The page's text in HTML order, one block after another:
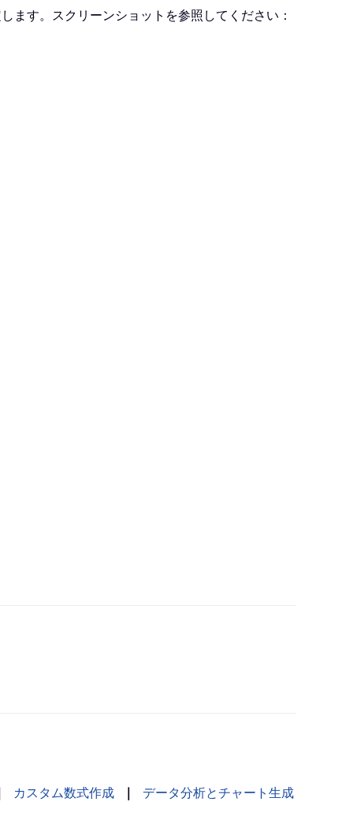
ます。スクリーンショットを参照してください：
カスタム数式作成 ｜
データ分析とチャート生成